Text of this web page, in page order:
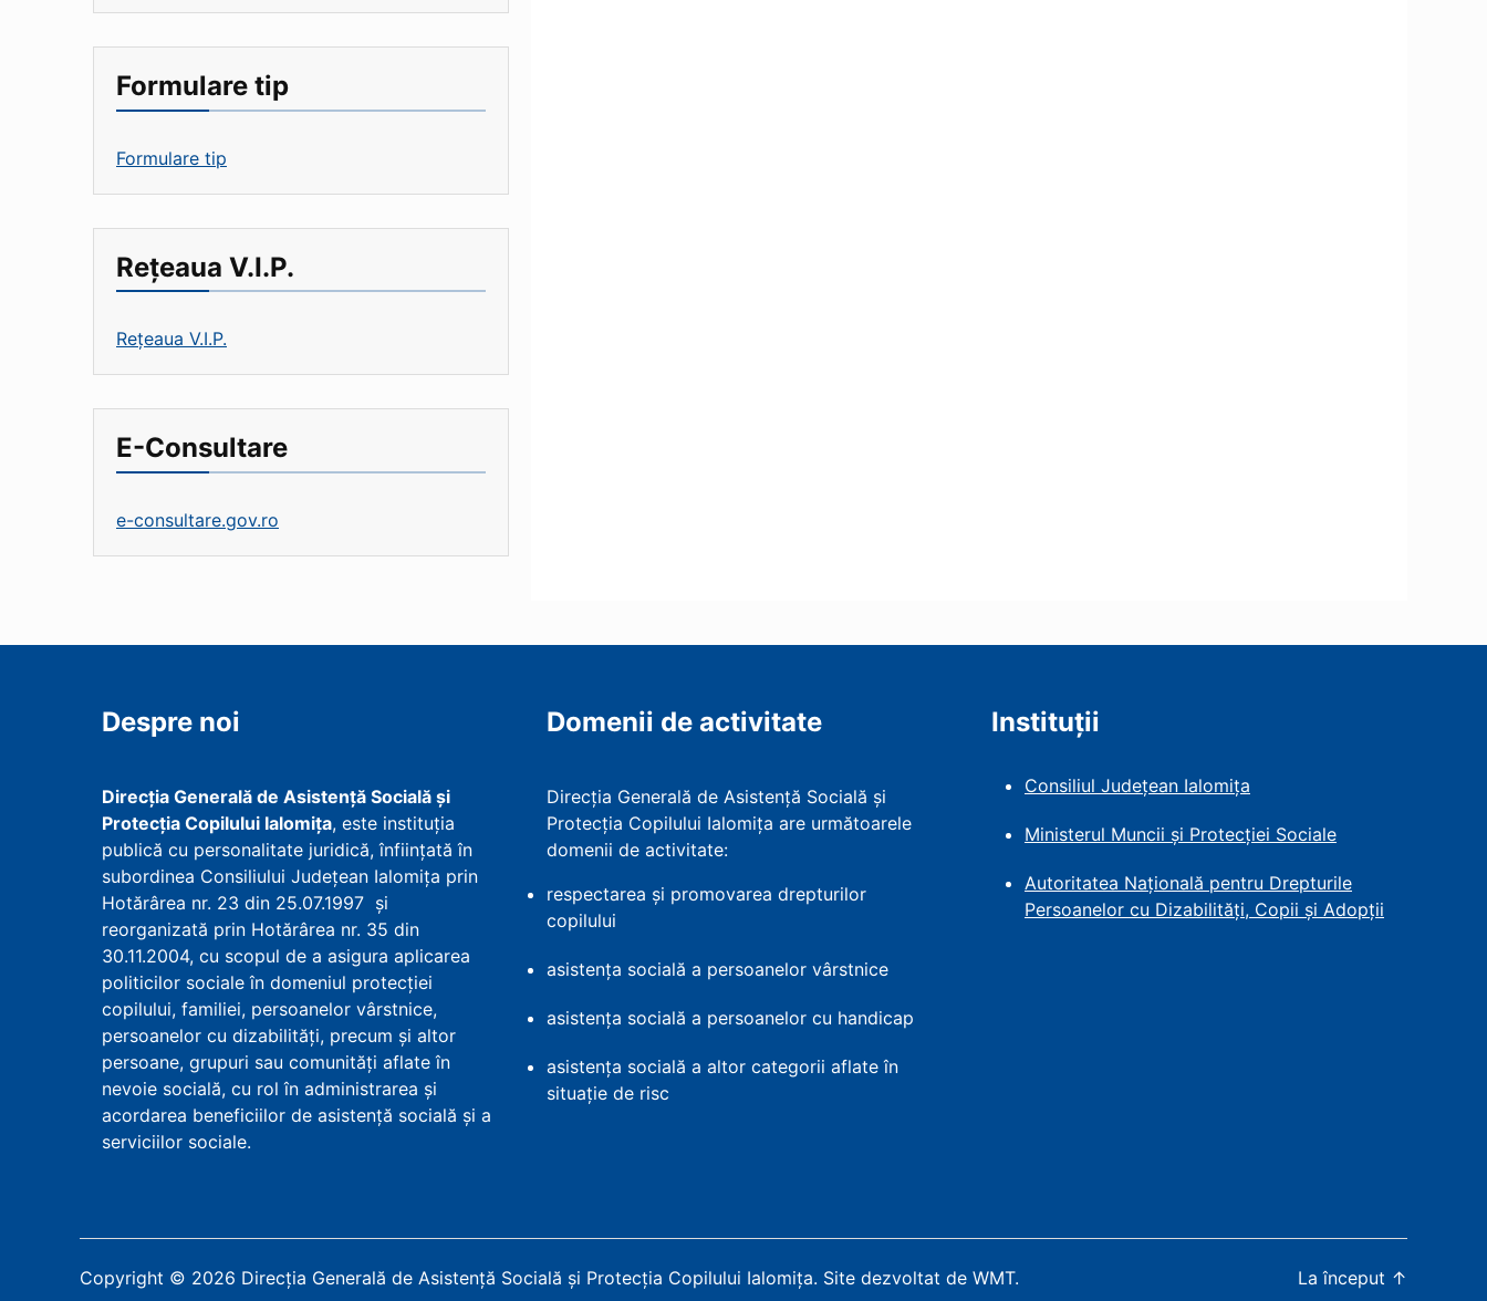
Formulare tip
Formulare tip
Rețeaua V.I.P.
Rețeaua V.I.P.
E-Consultare
e-consultare.gov.ro
Despre noi
Direcţia Generală de Asistenţă Socială şi
Protecţia Copilului Ialomița, este instituţia
publică cu personalitate juridică, înfiinţată în
subordinea Consiliului Județean Ialomița prin
Hotărârea nr. 23 din 25.07.1997 şi
reorganizată prin Hotărârea nr. 35 din
30.11.2004, cu scopul de a asigura aplicarea
politicilor sociale în domeniul protecţiei
copilului, familiei, persoanelor vârstnice,
persoanelor cu dizabilităţi, precum şi altor
persoane, grupuri sau comunităţi aflate în
nevoie socială, cu rol în administrarea şi
acordarea beneficiilor de asistenţă socială şi a
serviciilor sociale.
Domenii de activitate
Direcția Generală de Asistență Socială și
Protecția Copilului Ialomița are următoarele
domenii de activitate:
respectarea și promovarea drepturilor
copilului
asistența socială a persoanelor vârstnice
asistența socială a persoanelor cu handicap
asistența socială a altor categorii aflate în
situație de risc
Instituții
Consiliul Județean Ialomița
Ministerul Muncii și Protecției Sociale
Autoritatea Națională pentru Drepturile
Persoanelor cu Dizabilități, Copii și Adopții
Copyright © 2026 Direcția Generală de Asistență Socială și Protecția Copilului Ialomița. Site dezvoltat de WMT. La început ↑